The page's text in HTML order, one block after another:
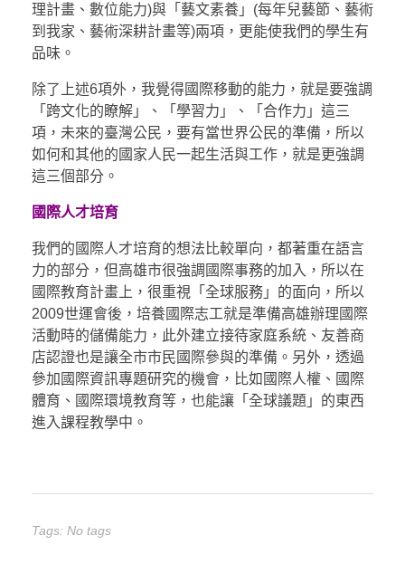
理計畫、數位能力)與「藝文素養」(每年兒藝節、藝術
到我家、藝術深耕計畫等)兩項，更能使我們的學生有
品味。
除了上述6項外，我覺得國際移動的能力，就是要強調
「跨文化的瞭解」、「學習力」、「合作力」這三
項，未來的臺灣公民，要有當世界公民的準備，所以
如何和其他的國家人民一起生活與工作，就是更強調
這三個部分。
國際人才培育
我們的國際人才培育的想法比較單向，都著重在語言
力的部分，但高雄市很強調國際事務的加入，所以在
國際教育計畫上，很重視「全球服務」的面向，所以
2009世運會後，培養國際志工就是準備高雄辦理國際
活動時的儲備能力，此外建立接待家庭系統、友善商
店認證也是讓全市市民國際參與的準備。另外，透過
參加國際資訊專題研究的機會，比如國際人權、國際
體育、國際環境教育等，也能讓「全球議題」的東西
進入課程教學中。
Tags: No tags